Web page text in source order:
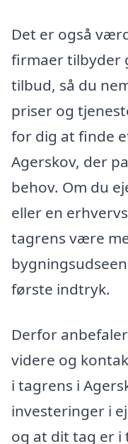
Det er også
firmaer tilbyder
tilbud, så du
priser og
for dig at finde
Agerskov, der
behov. Om du
eller en
tagrens være
første indtryk.
Derfor
videre og
i tagrens i
investeringer i
og at dit tag er